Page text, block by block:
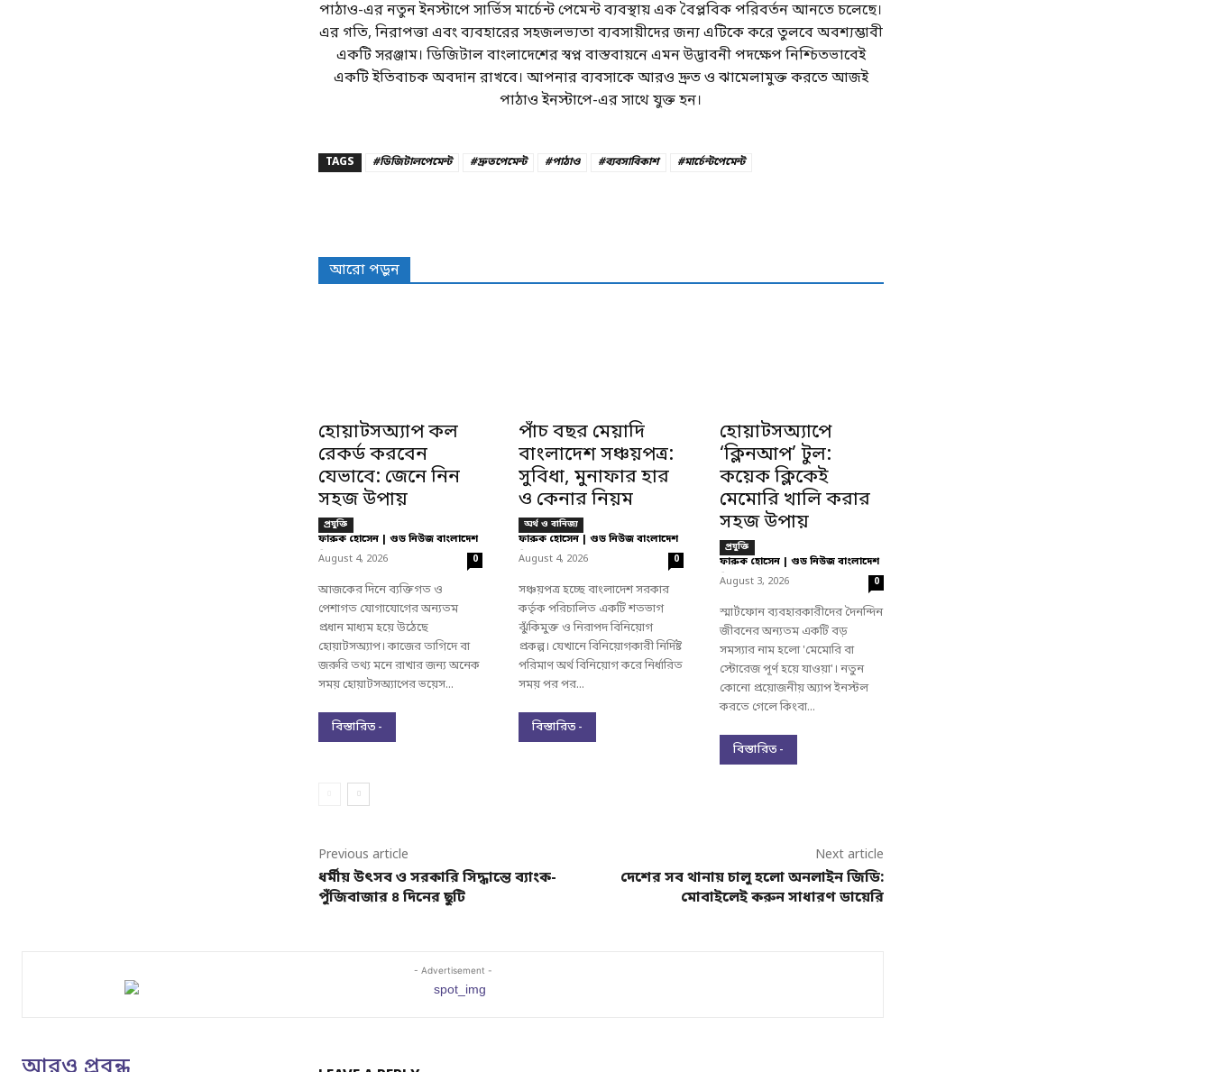
পাঠাও-এর নতুন ইনস্টাপে সার্ভিস মার্চেন্ট পেমেন্ট ব্যবস্থায় এক বৈপ্লবিক পরিবর্তন আনতে চলেছে।
এর গতি, নিরাপত্তা এবং ব্যবহারের সহজলভ্যতা ব্যবসায়ীদের জন্য এটিকে করে তুলবে অবশ্যম্ভাবী
একটি সরঞ্জাম। ডিজিটাল বাংলাদেশের স্বপ্ন বাস্তবায়নে এমন উদ্ভাবনী পদক্ষেপ নিশ্চিতভাবেই
একটি ইতিবাচক অবদান রাখবে। আপনার ব্যবসাকে আরও দ্রুত ও ঝামেলামুক্ত করতে আজই
পাঠাও ইনস্টাপে-এর সাথে যুক্ত হন।
TAGS #ডিজিটালপেমেন্ট #দ্রুতপেমেন্ট #পাঠাও #ব্যবসাবিকাশ #মার্চেন্টপেমেন্ট
আরো পড়ুন
হোয়াটসঅ্যাপ কল
রেকর্ড করবেন
যেভাবে: জেনে নিন
সহজ উপায়
প্রযুক্তি
ফারুক হোসেন | গুড নিউজ বাংলাদেশ
-
August 4, 2026 0
আজকের দিনে ব্যক্তিগত ও
পেশাগত যোগাযোগের অন্যতম
প্রধান মাধ্যম হয়ে উঠেছে
হোয়াটসঅ্যাপ। কাজের তাগিদে বা
জরুরি তথ্য মনে রাখার জন্য অনেক
সময় হোয়াটসঅ্যাপের ভয়েস...
বিস্তারিত -
পাঁচ বছর মেয়াদি
বাংলাদেশ সঞ্চয়পত্র:
সুবিধা, মুনাফার হার
ও কেনার নিয়ম
অর্থ ও বানিজ্য
ফারুক হোসেন | গুড নিউজ বাংলাদেশ
-
August 4, 2026 0
সঞ্চয়পত্র হচ্ছে বাংলাদেশ সরকার
কর্তৃক পরিচালিত একটি শতভাগ
ঝুঁকিমুক্ত ও নিরাপদ বিনিয়োগ
প্রকল্প। যেখানে বিনিয়োগকারী নির্দিষ্ট
পরিমাণ অর্থ বিনিয়োগ করে নির্ধারিত
সময় পর পর...
বিস্তারিত -
হোয়াটসঅ্যাপে
‘ক্লিনআপ’ টুল:
কয়েক ক্লিকেই
মেমোরি খালি করার
সহজ উপায়
প্রযুক্তি
ফারুক হোসেন | গুড নিউজ বাংলাদেশ
-
August 3, 2026 0
স্মার্টফোন ব্যবহারকারীদের দৈনন্দিন
জীবনের অন্যতম একটি বড়
সমস্যার নাম হলো 'মেমোরি বা
স্টোরেজ পূর্ণ হয়ে যাওয়া'। নতুন
কোনো প্রয়োজনীয় অ্যাপ ইনস্টল
করতে গেলে কিংবা...
বিস্তারিত -
Previous article
ধর্মীয় উৎসব ও সরকারি সিদ্ধান্তে ব্যাংক-
পুঁজিবাজার ৪ দিনের ছুটি
Next article
দেশের সব থানায় চালু হলো অনলাইন জিডি:
মোবাইলেই করুন সাধারণ ডায়েরি
- Advertisement -